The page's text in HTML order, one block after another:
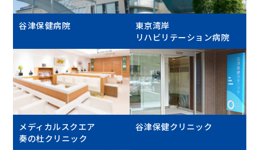
対処します。
谷津保健病院
東京湾岸
リハビリテーション病院
メディカルスクエア
奏の杜クリニック
谷津保健クリニック